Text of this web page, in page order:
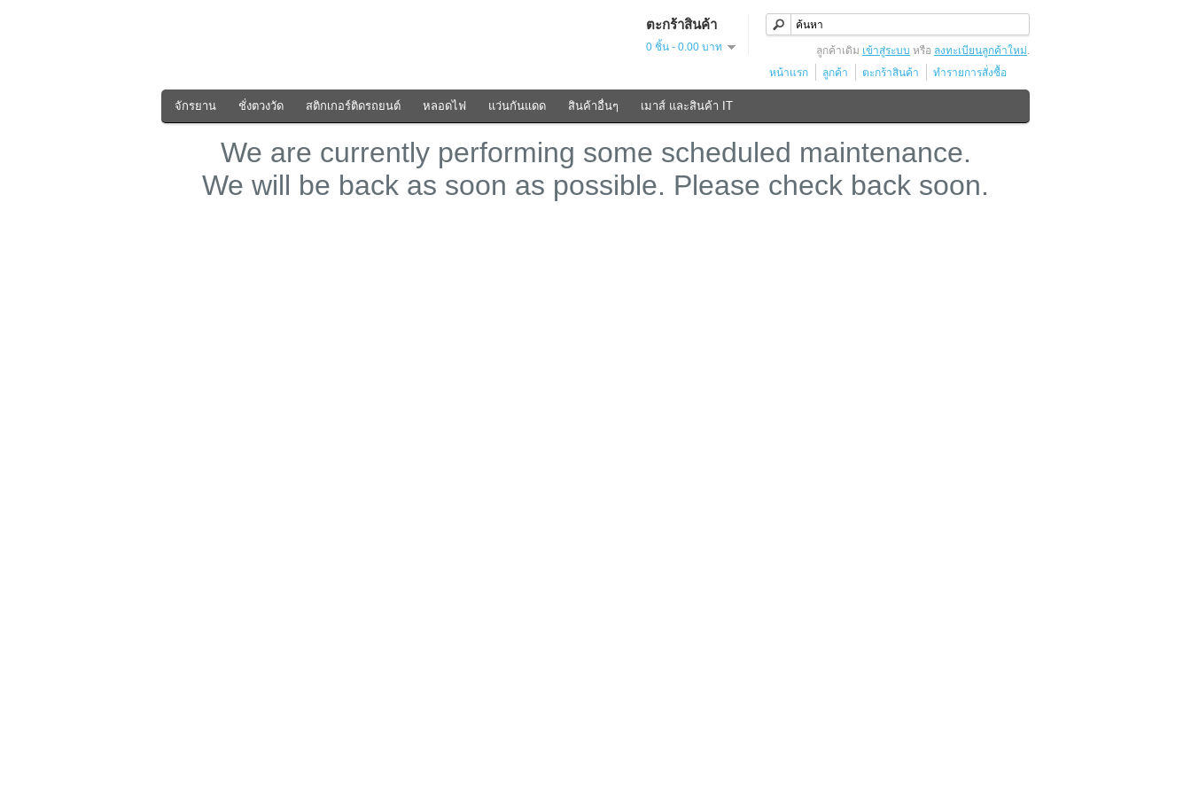
ตะกร้าสินค้า
0 ชิ้น - 0.00 บาท ลูกค้าเดิม เข้าสู่ระบบ หรือ ลงทะเบียนลูกค้าใหม่.
หน้าแรก
ลูกค้า ตะกร้าสินค้า ทำรายการสั่งซื้อ
จักรยาน ชั่งตวงวัด สติกเกอร์ติดรถยนต์ หลอดไฟ แว่นกันแดด สินค้าอื่นๆ เมาส์ และสินค้า IT
We are currently performing some scheduled maintenance.
We will be back as soon as possible. Please check back soon.